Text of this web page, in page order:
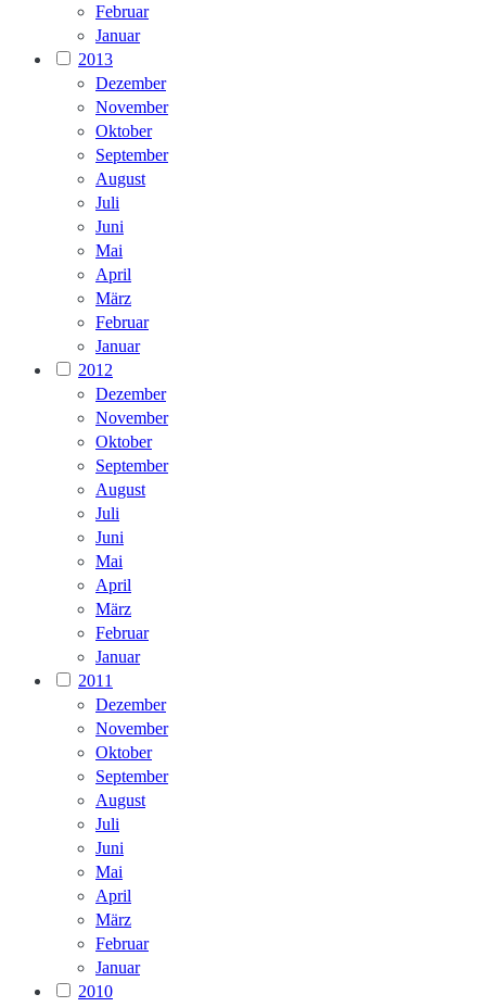
Februar
Januar
2013
Dezember
November
Oktober
September
August
Juli
Juni
Mai
April
März
Februar
Januar
2012
Dezember
November
Oktober
September
August
Juli
Juni
Mai
April
März
Februar
Januar
2011
Dezember
November
Oktober
September
August
Juli
Juni
Mai
April
März
Februar
Januar
2010